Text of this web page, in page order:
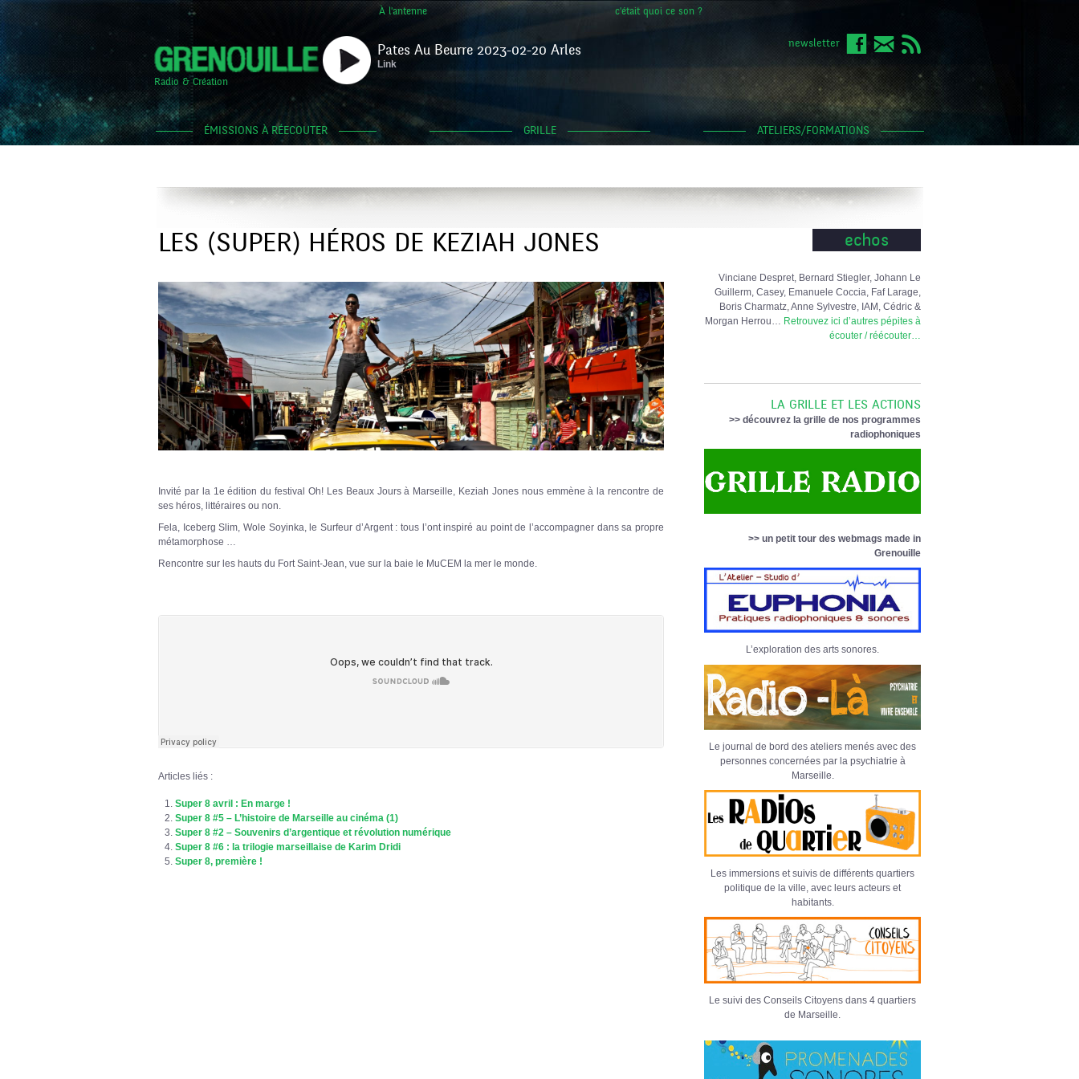
À l'antenne c'était quoi ce son ?
Radio & Création
Pates Au Beurre 2023-02-20 Arles
Link
newsletter
ÉMISSIONS À RÉECOUTER GRILLE ATELIERS/FORMATIONS
LES (SUPER) HÉROS DE KEZIAH JONES
Invité par la 1e édition du festival Oh! Les Beaux Jours à Marseille, Keziah Jones nous emmène à la rencontre de
ses héros, littéraires ou non.
Fela, Iceberg Slim, Wole Soyinka, le Surfeur d’Argent : tous l’ont inspiré au point de l’accompagner dans sa propre
métamorphose …
Rencontre sur les hauts du Fort Saint-Jean, vue sur la baie le MuCEM la mer le monde.
Articles liés :
Super 8 avril : En marge !
Super 8 #5 – L’histoire de Marseille au cinéma (1)
Super 8 #2 – Souvenirs d’argentique et révolution numérique
Super 8 #6 : la trilogie marseillaise de Karim Dridi
Super 8, première !
echos
Vinciane Despret, Bernard Stiegler, Johann Le
Guillerm, Casey, Emanuele Coccia, Faf Larage,
Boris Charmatz, Anne Sylvestre, IAM, Cédric &
Morgan Herrou… Retrouvez ici d’autres pépites à
écouter / réécouter…
LA GRILLE ET LES ACTIONS
>> découvrez la grille de nos programmes
radiophoniques
>> un petit tour des webmags made in
Grenouille
L’exploration des arts sonores.
Le journal de bord des ateliers menés avec des
personnes concernées par la psychiatrie à
Marseille.
Les immersions et suivis de différents quartiers
politique de la ville, avec leurs acteurs et
habitants.
Le suivi des Conseils Citoyens dans 4 quartiers
de Marseille.